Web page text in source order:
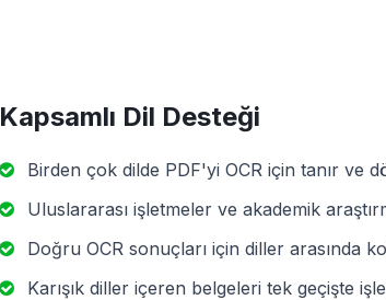
Kapsamlı Dil Desteği
Birden çok dilde PDF'yi OCR için tanır ve
Uluslararası işletmeler ve akademik
Doğru OCR sonuçları için diller arasında
Karışık diller içeren belgeleri tek geçişte